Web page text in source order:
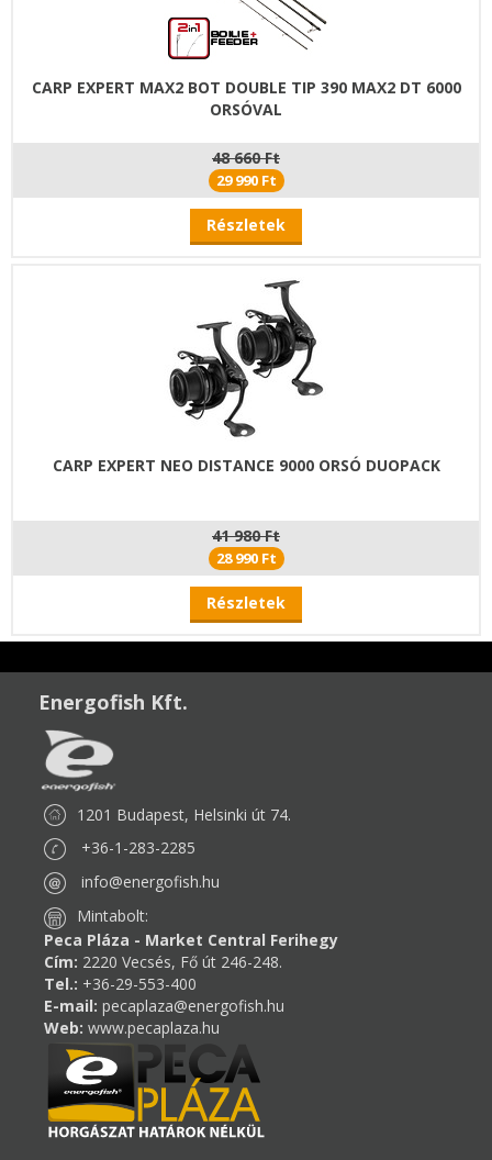
CARP EXPERT MAX2 BOT DOUBLE TIP 390 MAX2 DT 6000
ORSÓVAL
48 660 Ft
29 990 Ft
Részletek
CARP EXPERT NEO DISTANCE 9000 ORSÓ DUOPACK
41 980 Ft
28 990 Ft
Részletek
Energofish Kft.
1201 Budapest, Helsinki út 74.
+36-1-283-2285
info@energofish.hu
Mintabolt:
Peca Pláza - Market Central Ferihegy
Cím: 2220 Vecsés, Fő út 246-248.
Tel.: +36-29-553-400
E-mail: pecaplaza@energofish.hu
Web: www.pecaplaza.hu